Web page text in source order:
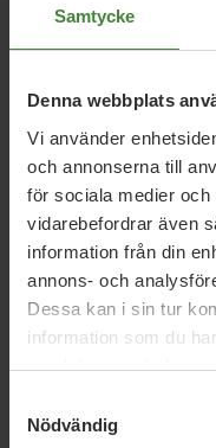
Samtycke
Denna webbplats
Vi använder
och annonserna till
för sociala medier
vidarebefordrar även
information från din
annons- och
Dessa kan i sin tur
information som du
samlat in när du har
Nödvändig
Uppsala län, 13 juli 2026
Debatt:
beredskap och
Uppsala län, 18 juni 2026